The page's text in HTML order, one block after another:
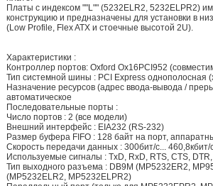
Платы с индексом ""L"" (5232ELR2, 5232ELPR2)
конструкцию и предназначены для установки в
(Low Profile, Flex ATX и стоечные высотой 2U).
Характеристики :
Контроллер портов: Oxford Ox16PCI952
Тип системной шины : PCI Express однополосная
Назначение ресурсов (адрес ввода-вывода /
автоматическое
Последовательные порты :
Число портов : 2 (все модели)
Внешний интерфейс : EIA232 (RS-232)
Размер буфера FIFO : 128 байт на порт,
Скорость передачи данных : 300бит/с... 460,8кбит/
Используемые сигналы : TxD, RxD, RTS, CTS,
Тип выходного разъема : DB9M (MP5232ER2,
(MP5232ELR2, MP5232ELPR2)